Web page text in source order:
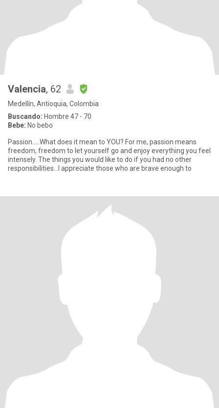
Valencia, 62
Medellín, Antioquia, Colombia
Buscando: Hombre 47 - 70
Bebe: No bebo
Passion.....What does it mean to YOU? For me, passion means
freedom, freedom to let yourself go and enjoy everything you feel
intensely. The things you would like to do if you had no other
responsibilities...I appreciate those who are brave enough to